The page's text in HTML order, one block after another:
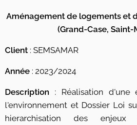
Aménagement de logements et
(Grand-Case, Saint-
Client : SEMSAMAR
Année : 2023/2024
Description : Réalisation d'une
l'environnement et Dossier Loi
hierarchisation des enjeux